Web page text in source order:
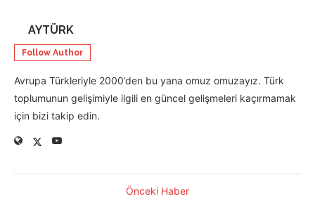
AYTÜRK
Follow Author
Avrupa Türkleriyle 2000’den bu yana omuz omuzayız. Türk
toplumunun gelişimiyle ilgili en güncel gelişmeleri kaçırmamak
için bizi takip edin.
Önceki Haber